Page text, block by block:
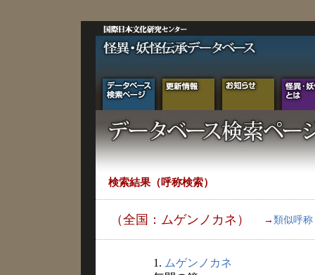
検索結果（呼称検索）
（全国：ムゲンノカネ） → 類似呼称
1. ムゲンノカネ